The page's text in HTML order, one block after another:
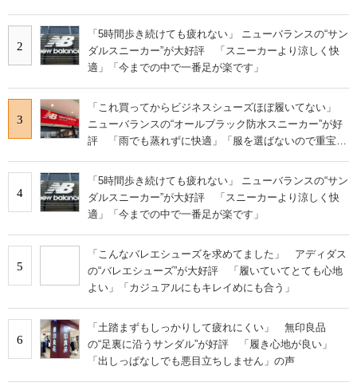
2
「5時間歩き続けても疲れない」 ニューバランスの“サン
ダルスニーカー”が大好評 「スニーカーより涼しく快
適」「今までの中で一番足が楽です」
3
「これ買ってからビジネスシューズほぼ履いてない」
ニューバランスの“オールブラック防水スニーカー”が好
評 「雨でも蒸れずに快適」「服を選ばないので重宝」
4
「5時間歩き続けても疲れない」 ニューバランスの“サン
ダルスニーカー”が大好評 「スニーカーより涼しく快
適」「今までの中で一番足が楽です」
5
「こんなバレエシューズを求めてました」 アディダス
の“バレエシューズ”が大好評 「履いていてとても心地
よい」「カジュアルにもキレイめにも合う」
6
「土踏まずもしっかりして疲れにくい」 無印良品
の“足裏に沿うサンダル”が好評 「履き心地が良い」
「出しっぱなしでも悪目立ちしません」の声